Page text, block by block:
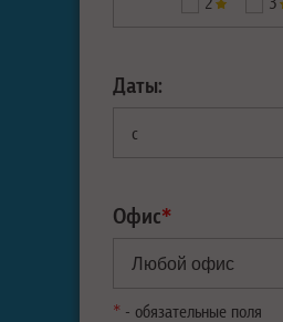
Даты:
с
Офис*
* - обязательные поля